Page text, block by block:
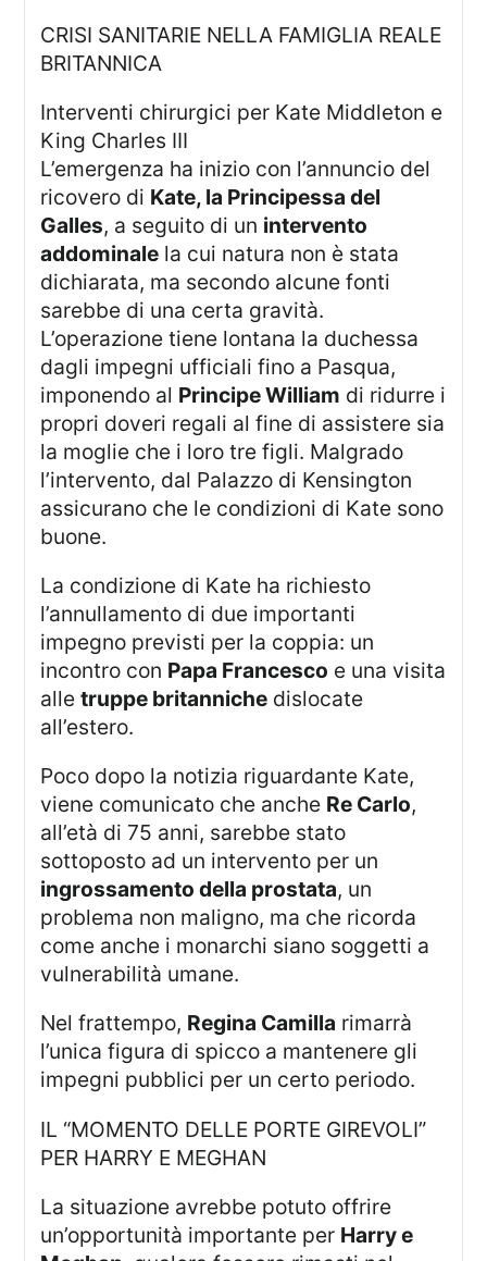
CRISI SANITARIE NELLA FAMIGLIA REALE
BRITANNICA
Interventi chirurgici per Kate Middleton e
King Charles III
L’emergenza ha inizio con l’annuncio del
ricovero di Kate, la Principessa del
Galles, a seguito di un intervento
addominale la cui natura non è stata
dichiarata, ma secondo alcune fonti
sarebbe di una certa gravità.
L’operazione tiene lontana la duchessa
dagli impegni ufficiali fino a Pasqua,
imponendo al Principe William di ridurre i
propri doveri regali al fine di assistere sia
la moglie che i loro tre figli. Malgrado
l’intervento, dal Palazzo di Kensington
assicurano che le condizioni di Kate sono
buone.
La condizione di Kate ha richiesto
l’annullamento di due importanti
impegno previsti per la coppia: un
incontro con Papa Francesco e una visita
alletruppe britanniche dislocate
all’estero.
Poco dopo la notizia riguardante Kate,
viene comunicato che anche Re Carlo,
all’età di 75 anni, sarebbe stato
sottoposto ad un intervento per un
ingrossamento della prostata, un
problema non maligno, ma che ricorda
come anche i monarchi siano soggetti a
vulnerabilità umane.
Nel frattempo, Regina Camilla rimarrà
l’unica figura di spicco a mantenere gli
impegni pubblici per un certo periodo.
IL “MOMENTO DELLE PORTE GIREVOLI”
PER HARRY E MEGHAN
La situazione avrebbe potuto offrire
un’opportunità importante per Harry e